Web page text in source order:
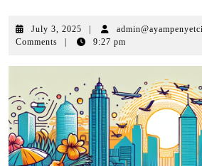
July 3, 2025 July
3,
Comments
9:27 pm